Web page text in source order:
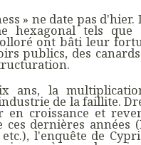
» ne date pas
hexagonal tels
ont bâti leur
publics, des
ans, la
de la faillite.
en croissance et
ces dernières années
l'enquête de